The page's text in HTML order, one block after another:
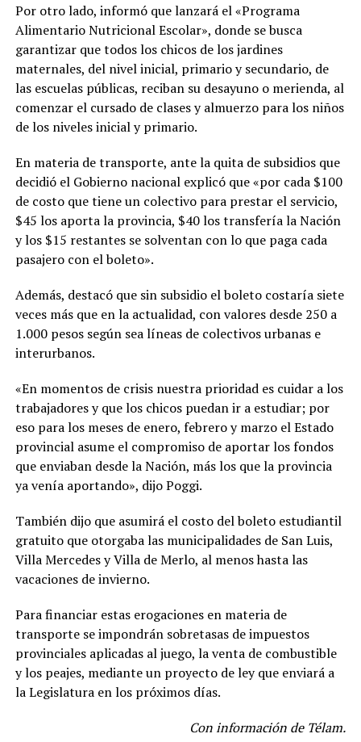
Por otro lado, informó que lanzará el «Programa
Alimentario Nutricional Escolar», donde se busca
garantizar que todos los chicos de los jardines
maternales, del nivel inicial, primario y secundario, de
las escuelas públicas, reciban su desayuno o merienda, al
comenzar el cursado de clases y almuerzo para los niños
de los niveles inicial y primario.
En materia de transporte, ante la quita de subsidios que
decidió el Gobierno nacional explicó que «por cada $100
de costo que tiene un colectivo para prestar el servicio,
$45 los aporta la provincia, $40 los transfería la Nación
y los $15 restantes se solventan con lo que paga cada
pasajero con el boleto».
Además, destacó que sin subsidio el boleto costaría siete
veces más que en la actualidad, con valores desde 250 a
1.000 pesos según sea líneas de colectivos urbanas e
interurbanos.
«En momentos de crisis nuestra prioridad es cuidar a los
trabajadores y que los chicos puedan ir a estudiar; por
eso para los meses de enero, febrero y marzo el Estado
provincial asume el compromiso de aportar los fondos
que enviaban desde la Nación, más los que la provincia
ya venía aportando», dijo Poggi.
También dijo que asumirá el costo del boleto estudiantil
gratuito que otorgaba las municipalidades de San Luis,
Villa Mercedes y Villa de Merlo, al menos hasta las
vacaciones de invierno.
Para financiar estas erogaciones en materia de
transporte se impondrán sobretasas de impuestos
provinciales aplicadas al juego, la venta de combustible
y los peajes, mediante un proyecto de ley que enviará a
la Legislatura en los próximos días.
Con información de Télam.